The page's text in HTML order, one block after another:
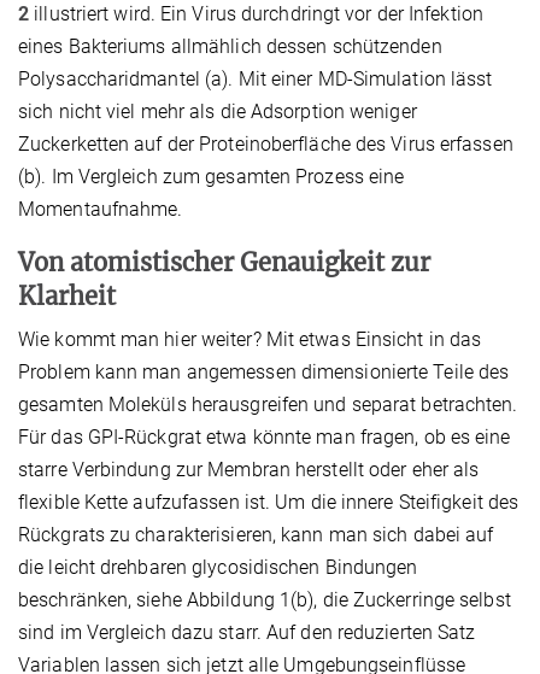
2 illustriert wird. Ein Virus durchdringt vor der Infektion
eines Bakteriums allmählich dessen schützenden
Polysaccharidmantel (a). Mit einer MD-Simulation lässt
sich nicht viel mehr als die Adsorption weniger
Zuckerketten auf der Proteinoberfläche des Virus erfassen
(b). Im Vergleich zum gesamten Prozess eine
Momentaufnahme.
Von atomistischer Genauigkeit zur
Klarheit
Wie kommt man hier weiter? Mit etwas Einsicht in das
Problem kann man angemessen dimensionierte Teile des
gesamten Moleküls herausgreifen und separat betrachten.
Für das GPI-Rückgrat etwa könnte man fragen, ob es eine
starre Verbindung zur Membran herstellt oder eher als
flexible Kette aufzufassen ist. Um die innere Steifigkeit des
Rückgrats zu charakterisieren, kann man sich dabei auf
die leicht drehbaren glycosidischen Bindungen
beschränken, siehe Abbildung 1(b), die Zuckerringe selbst
sind im Vergleich dazu starr. Auf den reduzierten Satz
Variablen lassen sich jetzt alle Umgebungseinflüsse